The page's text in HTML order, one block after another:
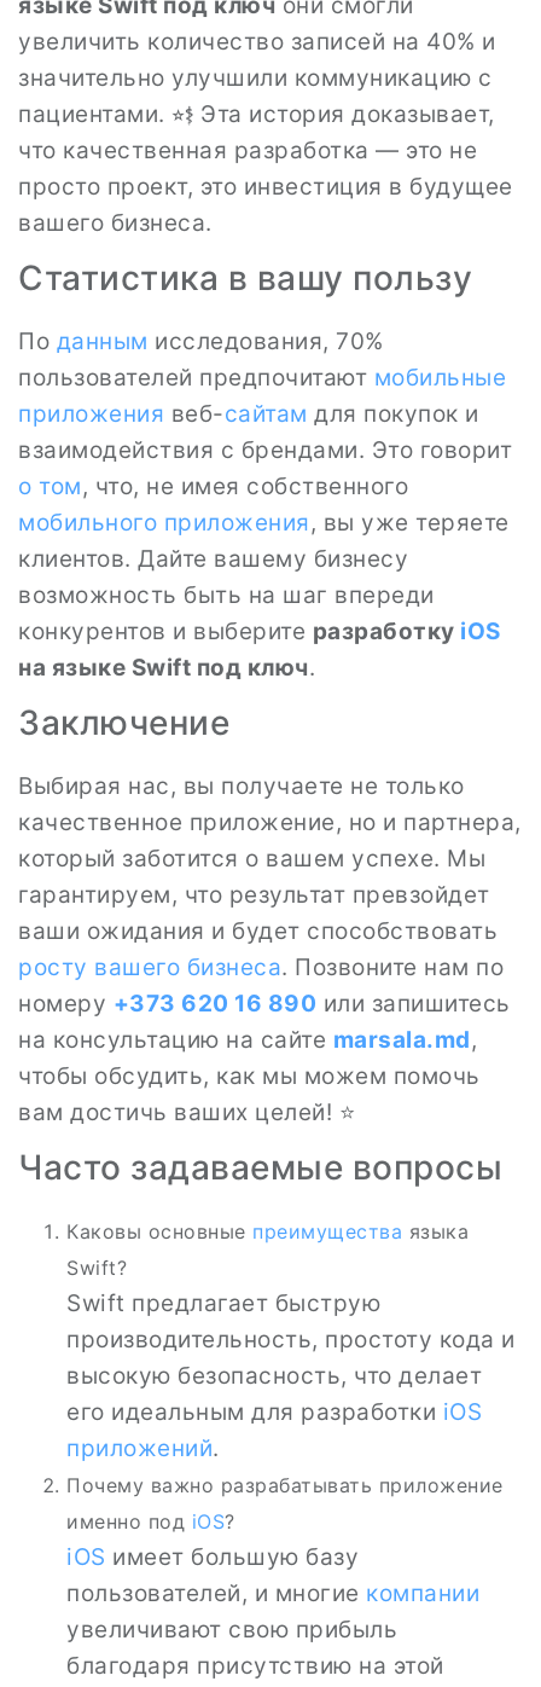
увеличить количество записей на 40% и
значительно улучшили коммуникацию с
пациентами. ⭐‍⚕️ Эта история доказывает,
что качественная разработка — это не
просто проект, это инвестиция в будущее
вашего бизнеса.
Статистика в вашу пользу
По данным исследования, 70%
пользователей предпочитают мобильные
приложения веб-сайтам для покупок и
взаимодействия с брендами. Это говорит
о том, что, не имея собственного
мобильного приложения, вы уже теряете
клиентов. Дайте вашему бизнесу
возможность быть на шаг впереди
конкурентов и выберите разработку iOS
на языке Swift под ключ.
Заключение
Выбирая нас, вы получаете не только
качественное приложение, но и партнера,
который заботится о вашем успехе. Мы
гарантируем, что результат превзойдет
ваши ожидания и будет способствовать
росту вашего бизнеса. Позвоните нам по
номеру +373 620 16 890 или запишитесь
на консультацию на сайте marsala.md,
чтобы обсудить, как мы можем помочь
вам достичь ваших целей! ⭐
Часто задаваемые вопросы
Каковы основные преимущества языка
Swift?
Swift предлагает быструю
производительность, простоту кода и
высокую безопасность, что делает
его идеальным для разработки iOS
приложений.
Почему важно разрабатывать приложение
именно под iOS?
iOS имеет большую базу
пользователей, и многие компании
увеличивают свою прибыль
благодаря присутствию на этой